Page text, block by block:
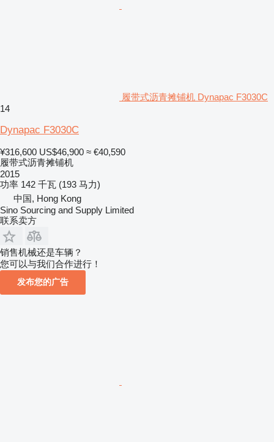
履带式沥青摊铺机 Dynapac F3030C
14
Dynapac F3030C
¥316,600 US$46,900 ≈ €40,590
履带式沥青摊铺机
2015
功率 142 千瓦 (193 马力)
中国, Hong Kong
Sino Sourcing and Supply Limited
联系卖方
销售机械还是车辆？
您可以与我们合作进行！
发布您的广告